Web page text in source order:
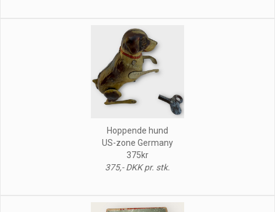
Hoppende hund
US-zone Germany
375kr
375,- DKK pr. stk.